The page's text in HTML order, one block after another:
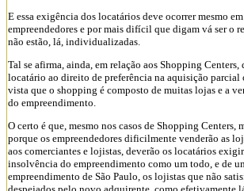
E essa exigência dos locatários deve ocorrer mesmo
empreendedores e por mais difícil que digam vá ser o
não estão, lá, individualizadas.
Tal se afirma, ainda, em relação aos Shopping
locatário ao direito de preferência na aquisição parcial
vista que o shopping é composto de muitas lojas e a
do empreendimento.
O certo é que, mesmo nos casos de Shopping
porque os empreendedores dificilmente venderão as
aos comerciantes e lojistas, deverão os locatários
insolvência do empreendimento como um todo, e de
empreendimento de São Paulo, os lojistas que não